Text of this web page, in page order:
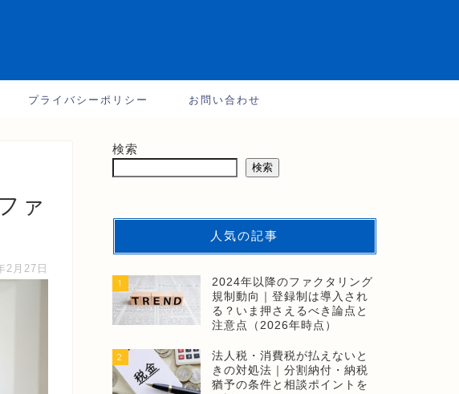
プライバシーポリシー お問い合わせ
ァ
2月27日
検索
検索
人気の記事
1
2024年以降のファクタリング
規制動向｜登録制は導入され
る？いま押さえるべき論点と
注意点（2026年時点）
2
法人税・消費税が払えないと
きの対処法｜分割納付・納税
猶予の条件と相談ポイントを